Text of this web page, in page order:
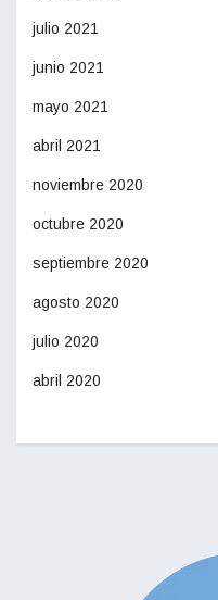
julio 2021
junio 2021
mayo 2021
abril 2021
noviembre 2020
octubre 2020
septiembre 2020
agosto 2020
julio 2020
abril 2020